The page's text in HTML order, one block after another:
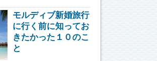
モルディブ新婚旅行
に行く前に知ってお
きたかった１０のこ
と